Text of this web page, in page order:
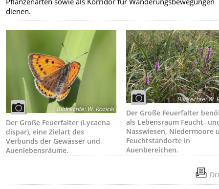
dienen.
Bildrechte:W. Rozicki
Der Große Feuerfalter (Lycaena
dispar), eine Zielart des
Verbunds der Gewässer und
Auenlebensräume.
Bildrechte:W.
Der Große Feuerfalter
als Lebensraum Feucht-
Nasswiesen, Niedermoore
Feuchtstandorte in
Auenbereichen.